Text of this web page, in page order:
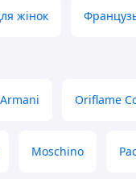
жінок
Oriflame
Moschino